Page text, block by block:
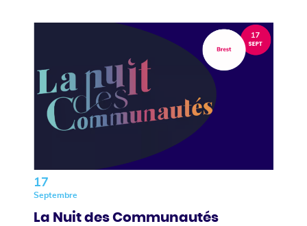
17
Septembre
La Nuit des Communautés